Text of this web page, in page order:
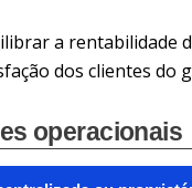
a rentabilidade
dos clientes do
operacionais